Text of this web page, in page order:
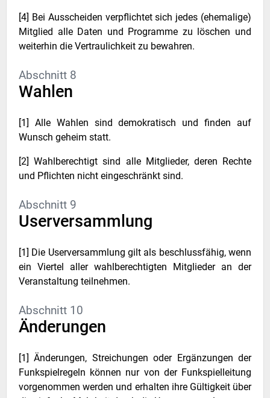
[4] Bei Ausscheiden verpflichtet sich jedes (ehemalige)
Mitglied alle Daten und Programme zu löschen und
weiterhin die Vertraulichkeit zu bewahren.
Abschnitt 8
Wahlen
[1] Alle Wahlen sind demokratisch und finden auf
Wunsch geheim statt.
[2] Wahlberechtigt sind alle Mitglieder, deren Rechte
und Pflichten nicht eingeschränkt sind.
Abschnitt 9
Userversammlung
[1] Die Userversammlung gilt als beschlussfähig, wenn
ein Viertel aller wahlberechtigten Mitglieder an der
Veranstaltung teilnehmen.
Abschnitt 10
Änderungen
[1] Änderungen, Streichungen oder Ergänzungen der
Funkspielregeln können nur von der Funkspielleitung
vorgenommen werden und erhalten ihre Gültigkeit über